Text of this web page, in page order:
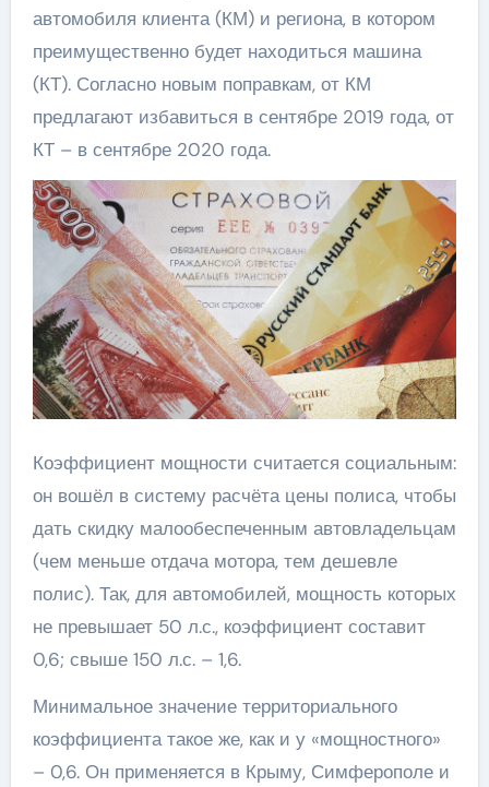
автомобиля клиента (КМ) и региона, в котором
преимущественно будет находиться машина
(КТ). Согласно новым поправкам, от КМ
предлагают избавиться в сентябре 2019 года, от
КТ – в сентябре 2020 года.
Коэффициент мощности считается социальным:
он вошёл в систему расчёта цены полиса, чтобы
дать скидку малообеспеченным автовладельцам
(чем меньше отдача мотора, тем дешевле
полис). Так, для автомобилей, мощность которых
не превышает 50 л.с., коэффициент составит
0,6; свыше 150 л.с. – 1,6.
Минимальное значение территориального
коэффициента такое же, как и у «мощностного»
– 0,6. Он применяется в Крыму, Симферополе и